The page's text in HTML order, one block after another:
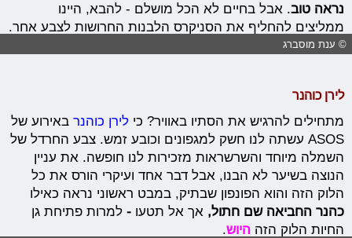
נראה טוב. אבל בחיים לא הכל מושלם - להבא, היינו
ממליצים להחליף את הסניקרס הלבנות החרושות לצבע אחר.
© ענת מוסברג
לירן כוהנר
מתחילים להרגיש את הסתיו באוויר? כילירן כוהנר באירוע של
ASOS עשתה לנו חשק למגפונים וכובע זמש. צבע החרדל של
השמלה מיוחד והשרשראות מזכירות לנו חופשה. את עניין
הנוצה בשיער לא הבנו, אבל דבר אחד ועיקרי הורס את כל
הלוק הזה והוא הפונפון שבתיק, במבט ראשוני נראה כאילו
כהנר החביאה שם חתול, אך אל תטעו - למרות פתיחת גן
החיות הלוק הזההיוש.